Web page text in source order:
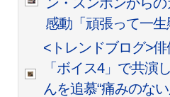
感動「頑張って一生
<トレンドブログ>俳
「ボイス4」で共演
んを追慕“痛みのな